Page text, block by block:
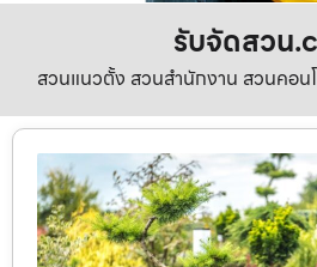
รับจัดสวน
สวนแนวตั้ง สวนสำนักงาน สวนคอน